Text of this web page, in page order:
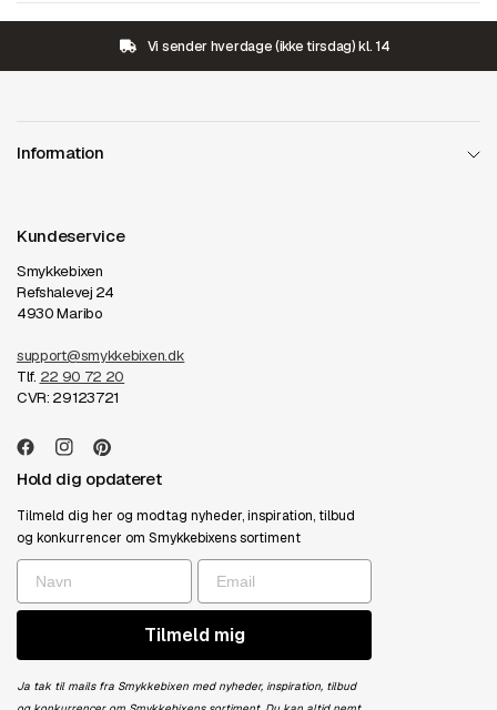
Vi sender hverdage (ikke tirsdag) kl. 14
Information
Kundeservice
Smykkebixen
Refshalevej 24
4930 Maribo
support@smykkebixen.dk
Tlf. 22 90 72 20
CVR: 29123721
Hold dig opdateret
Tilmeld dig her og modtag nyheder, inspiration, tilbud
og konkurrencer om Smykkebixens sortiment
Tilmeld mig
Ja tak til mails fra Smykkebixen med nyheder, inspiration, tilbud